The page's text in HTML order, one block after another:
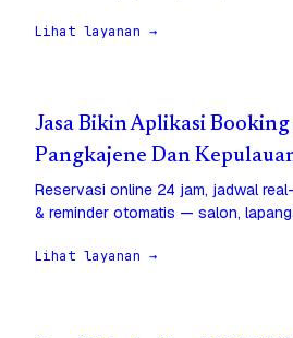
Lihat layanan →
Jasa Bikin Aplikasi Booking
Pangkajene Dan
Reservasi online 24 jam, jadwal
& reminder otomatis — salon,
Lihat layanan →